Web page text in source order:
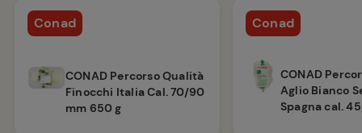
Conad
CONAD Percorso Qualità
Finocchi Italia Cal. 70/90
mm 650 g
Conad
CONAD
Aglio Bianco
Spagna cal.